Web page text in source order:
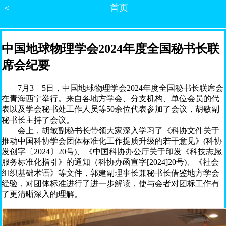
＜ 首页
中国地球物理学会2024年度全国秘书长联
席会纪要
7月3—5日，中国地球物理学会2024年度全国秘书长联席会
在青海西宁举行。来自各地方学会、分支机构、单位会员的代
表以及学会秘书处工作人员等50余位代表参加了会议，胡敏副
秘书长主持了会议。
会上，胡敏副秘书长带领大家深入学习了《科协文件关于
推动中国科协学会团体标准化工作提质升级的若干意见》(科协
发创字〔2024〕20号)、《中国科协办公厅关于印发《科技志愿
服务标准化指引》的通知（科协办函宣字[2024]20号)、《社会
组织基础术语》等文件，郭建副理事长兼秘书长借鉴地方学会
经验，对团体标准进行了进一步解读，使与会者对团标工作有
了更清晰深入的理解。